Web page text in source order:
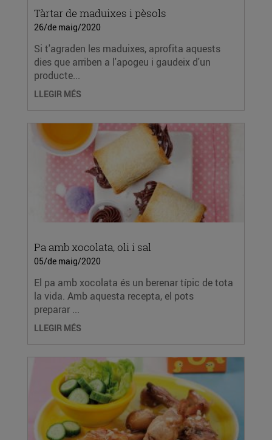
Tàrtar de maduixes i pèsols
26/de maig/2020
Si t'agraden les maduixes, aprofita aquests
dies que arriben a l'apogeu i gaudeix d'un
producte...
LLEGIR MÉS
Pa amb xocolata, oli i sal
05/de maig/2020
El pa amb xocolata és un berenar típic de tota
la vida. Amb aquesta recepta, el pots
preparar ...
LLEGIR MÉS